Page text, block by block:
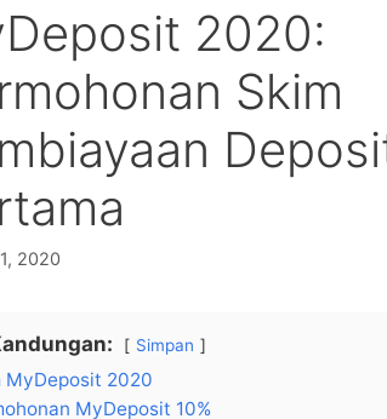
2020:
Skim
2020
Simpan
MyDeposit 2020
MyDeposit 10%